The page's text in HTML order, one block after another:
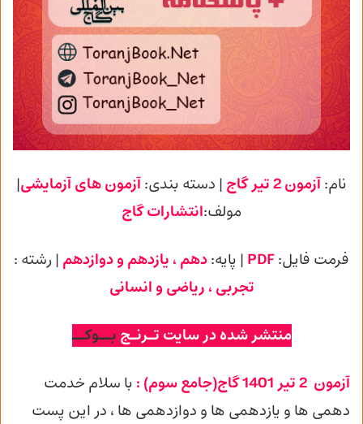
نام:آزمون 2 تیر گاج | دسته بندی:آزمون های آزمایشی|
مولف:انتشارات گاج
فرمت فایل:PDF | پایه:دهم ، یازدهم و دوازدهم | رشته :
تجربی ، ریاضی و انسانی
منتشر شده در سایت تـرنـج بــوکــ
آزمون 2 تیر 1401 گاج(جامع سوم) :
با سلام خدمت
دهمی ها و یازدهمی ها و دوازدهمی ها ، در این پست